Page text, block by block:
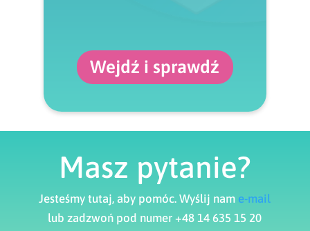
Wejdź i sprawdź
Masz pytanie?
Jesteśmy tutaj, aby pomóc. Wyślij nam e-mail
lub zadzwoń pod numer +48 14 635 15 20